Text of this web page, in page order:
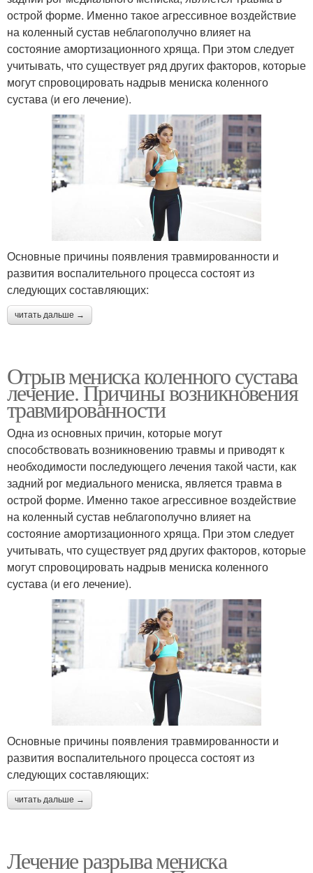
острой форме. Именно такое агрессивное воздействие
на коленный сустав неблагополучно влияет на
состояние амортизационного хряща. При этом следует
учитывать, что существует ряд других факторов, которые
могут спровоцировать надрыв мениска коленного
сустава (и его лечение).
Основные причины появления травмированности и
развития воспалительного процесса состоят из
следующих составляющих:
читать дальше →
Отрыв мениска коленного сустава
лечение. Причины возникновения
травмированности
Одна из основных причин, которые могут
способствовать возникновению травмы и приводят к
необходимости последующего лечения такой части, как
задний рог медиального мениска, является травма в
острой форме. Именно такое агрессивное воздействие
на коленный сустав неблагополучно влияет на
состояние амортизационного хряща. При этом следует
учитывать, что существует ряд других факторов, которые
могут спровоцировать надрыв мениска коленного
сустава (и его лечение).
Основные причины появления травмированности и
развития воспалительного процесса состоят из
следующих составляющих:
читать дальше →
Лечение разрыва мениска